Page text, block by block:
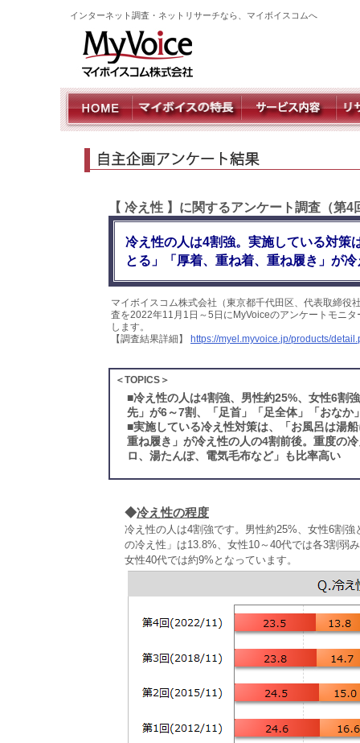
インターネット調査・ネットリサーチなら、マイボイスコムへ
【 冷え性 】に関するアンケート調査（第4
冷え性の人は4割強。実施している対策
とる」「厚着、重ね着、重ね履き」が
マイボイスコム株式会社（東京都千代田区、代表取締
査を2022年11月1日～5日にMyVoiceのアンケートモニ
します。
【調査結果詳細】
https://myel.myvoice.jp/products/
＜TOPICS＞
■冷え性の人は4割強、男性約25%、女性6割
先」が6～7割、「足首」「足全体」「おな
■実施している冷え性対策は、「お風呂は湯
重ね履き」が冷え性の人の4割前後。重度の
ロ、湯たんぽ、電気毛布など」も比率高い
◆冷え性の程度
冷え性の人は4割強です。男性約25%、女性6割
の冷え性」は13.8%、女性10～40代では各3割弱
女性40代では約9%となっています。